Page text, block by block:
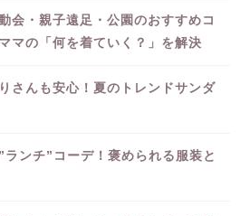
会・親子遠足・公園のおすすめコ
マの「何を着ていく？」を解決
さんも安心！夏のトレンドサンダ
ンチ”コーデ！褒められる服装と